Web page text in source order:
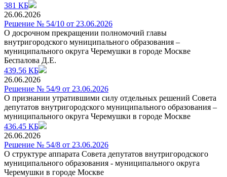
381 КБ
26.06.2026
Решение № 54/10 от 23.06.2026
О досрочном прекращении полномочий главы
внутригородского муниципального образования –
муниципального округа Черемушки в городе Москве
Беспалова Д.Е.
439.56 КБ
26.06.2026
Решение № 54/9 от 23.06.2026
О признании утратившими силу отдельных решений Совета
депутатов внутригородского муниципального образования –
муниципального округа Черемушки в городе Москве
436.45 КБ
26.06.2026
Решение № 54/8 от 23.06.2026
О структуре аппарата Совета депутатов внутригородского
муниципального образования - муниципального округа
Черемушки в городе Москве